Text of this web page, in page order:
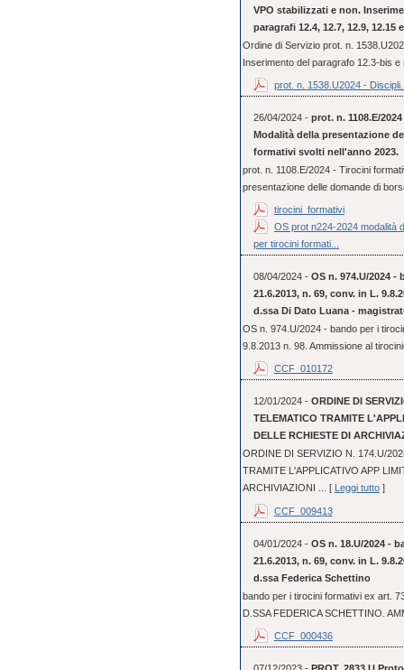
VPO stabilizzati e non.
paragrafi 12.4, 12.7, 12.9,
Ordine di Servizio prot. n.
Inserimento del paragrafo 12.3-bis
prot. n. 1538.U2024 -
26/04/2024 - prot. n. 1108.E/
Modalità della presentazione
formativi svolti nell'anno 2023.
prot. n. 1108.E/2024 - Tirocini
presentazione delle domande di
tirocini_formativi
OS prot n224-2024 modalità
per tirocini formati...
08/04/2024 - OS n. 974.U/2024
21.6.2013, n. 69, conv. in L.
d.ssa Di Dato Luana -
OS n. 974.U/2024 - bando per i
9.8.2013 n. 98. Ammissione al
CCF_010172
12/01/2024 - ORDINE DI
TELEMATICO TRAMITE
DELLE RCHIESTE DI
ORDINE DI SERVIZIO N. 174.U/
TRAMITE L'APPLICATIVO APP
ARCHIVIAZIONI ... [ Leggi tutto]
CCF_009413
04/01/2024 - OS n. 18.U/2024 -
21.6.2013, n. 69, conv. in L.
d.ssa Federica Schettino
bando per i tirocini formativi ex art.
D.SSA FEDERICA SCHETTINO.
CCF_000436